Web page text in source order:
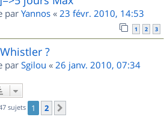
par Yannos « 23 févr. 2010, 14:53
1 2 3
?
par Sgilou « 26 janv. 2010, 07:34
sujets 1 2